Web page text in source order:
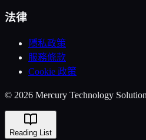
法律
隱私政策
服務條款
Cookie 政策
© 2026 Mercury Technology
Reading List